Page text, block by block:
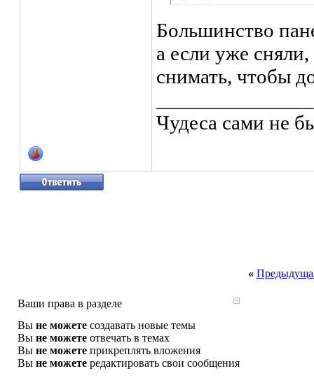
Большинство
а если уже
снимать, чтобы
Чудеса сами не
«
Ваши права в разделе
Вы не можете создавать новые темы
Вы не можете отвечать в темах
Вы не можете прикреплять вложения
Вы не можете редактировать свои сообщения